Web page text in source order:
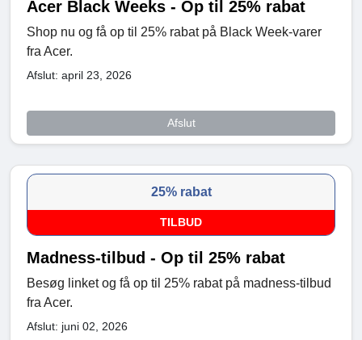
Acer Black Weeks - Op til 25% rabat
Shop nu og få op til 25% rabat på Black Week-varer
fra Acer.
Afslut: april 23, 2026
Afslut
25% rabat
TILBUD
Madness-tilbud - Op til 25% rabat
Besøg linket og få op til 25% rabat på madness-tilbud
fra Acer.
Afslut: juni 02, 2026